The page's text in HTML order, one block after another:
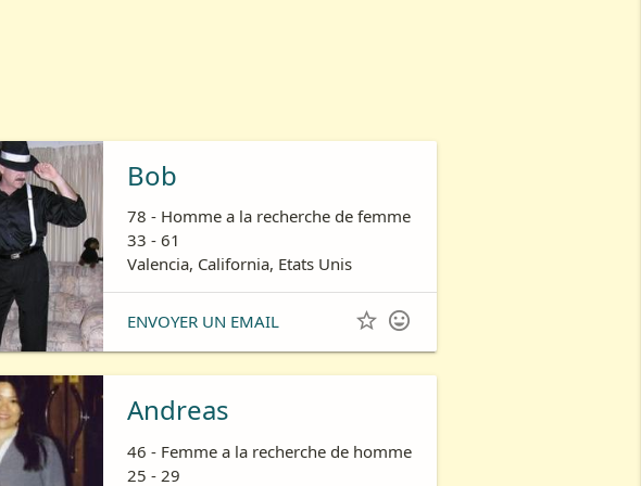
Bob
78 - Homme a la recherche de femme
33 - 61
Valencia, California, Etats Unis
ENVOYER UN EMAIL  
Andreas
46 - Femme a la recherche de homme
25 - 29